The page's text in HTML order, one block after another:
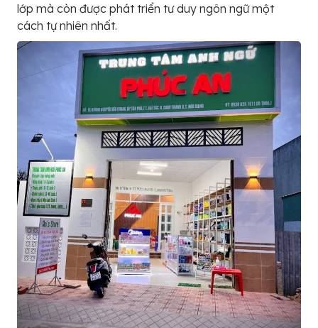
lớp mà còn được phát triển tư duy ngôn ngữ một
cách tự nhiên nhất.